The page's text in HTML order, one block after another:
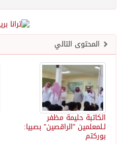
المحتوى التالي
الكاتبة حليمة مظفر
لـلمعلمين "الراقصين" بصبيا:
بوركتم